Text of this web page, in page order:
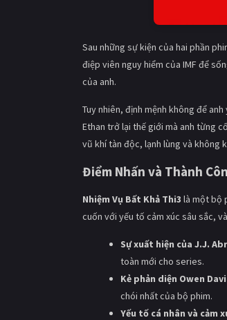
Sau những sự kiện của hai phần
điệp viên nguy hiểm của IMF để
của anh.
Tuy nhiên, định mệnh không để
Ethan trở lại thế giới mà anh từng
vũ khí tàn độc, lạnh lùng và không
Điểm Nhấn và Thành
Nhiệm Vụ Bất Khả Thi3 là một bộ
cuốn với yếu tố cảm xúc sâu sắc,
Sự xuất hiện của J.J.
toàn mới cho series.
Kẻ phản diện Owen
chói nhất của bộ phim.
Yếu tố cá nhân và cảm